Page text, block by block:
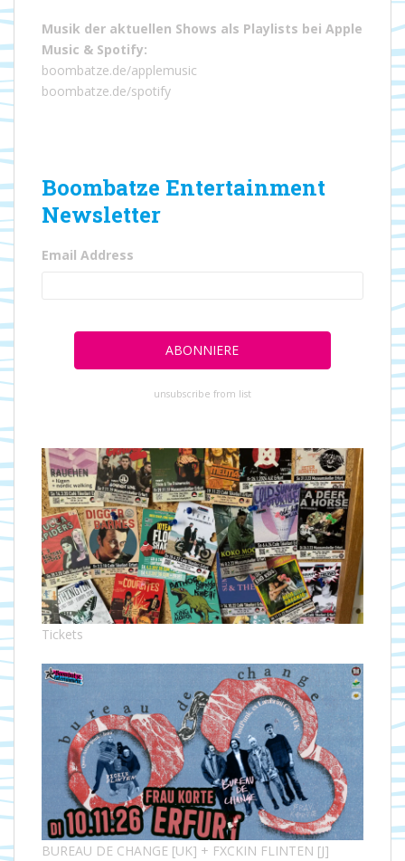
Musik der aktuellen Shows als Playlists bei Apple
Music & Spotify:
boombatze.de/applemusic
boombatze.de/spotify
Boombatze Entertainment
Newsletter
Email Address
unsubscribe from list
Tickets
BUREAU DE CHANGE [UK] + FXCKIN FLINTEN [J]